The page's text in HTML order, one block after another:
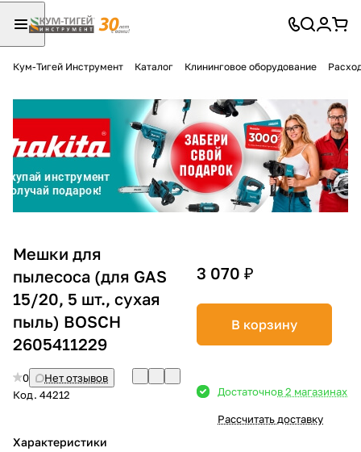
Кум-Тигей Инструмент Каталог Клининговое оборудование
Мешки для
пылесоса (для GAS
15/20, 5 шт., сухая
пыль) BOSCH
2605411229
0
Нет отзывов
Код. 44212
Характеристики
3 070 ₽
В корзину
Достаточнов 2 магазинах
Рассчитать доставку
Разбейте
оплатуна части
без переплат
График платежей
Сегодня
Добавляйте товары